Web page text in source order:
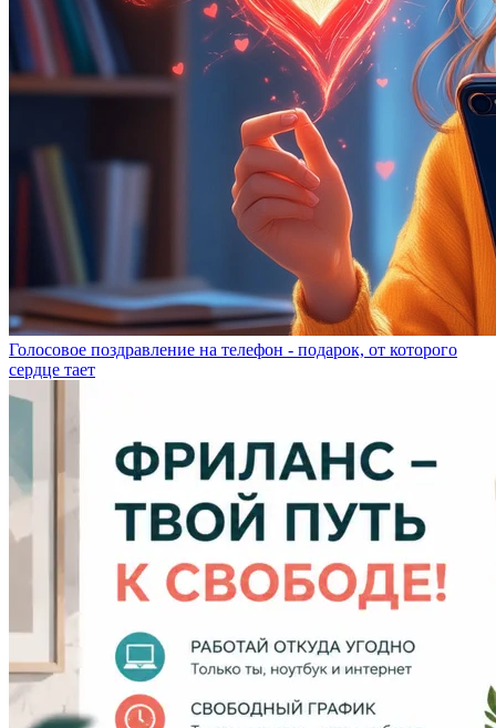
Голосовое поздравление на телефон - подарок, от которого
сердце тает